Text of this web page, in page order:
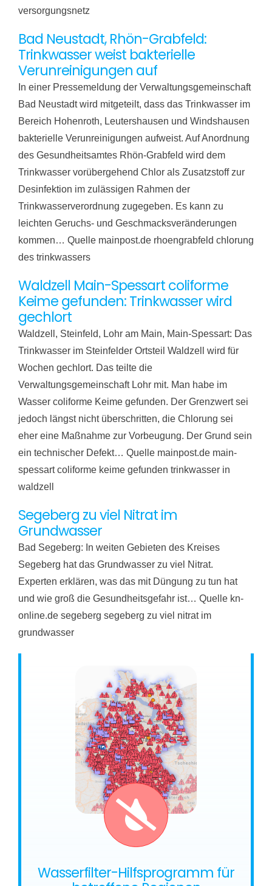
versorgungsnetz
Bad Neustadt, Rhön-Grabfeld:
Trinkwasser weist bakterielle
Verunreinigungen auf
In einer Pressemeldung der Verwaltungsgemeinschaft
Bad Neustadt wird mitgeteilt, dass das Trinkwasser im
Bereich Hohenroth, Leutershausen und Windshausen
bakterielle Verunreinigungen aufweist. Auf Anordnung
des Gesundheitsamtes Rhön-Grabfeld wird dem
Trinkwasser vorübergehend Chlor als Zusatzstoff zur
Desinfektion im zulässigen Rahmen der
Trinkwasserverordnung zugegeben. Es kann zu
leichten Geruchs- und Geschmacksveränderungen
kommen… Quelle mainpost.de rhoengrabfeld chlorung
des trinkwassers
Waldzell Main-Spessart coliforme
Keime gefunden: Trinkwasser wird
gechlort
Waldzell, Steinfeld, Lohr am Main, Main-Spessart: Das
Trinkwasser im Steinfelder Ortsteil Waldzell wird für
Wochen gechlort. Das teilte die
Verwaltungsgemeinschaft Lohr mit. Man habe im
Wasser coliforme Keime gefunden. Der Grenzwert sei
jedoch längst nicht überschritten, die Chlorung sei
eher eine Maßnahme zur Vorbeugung. Der Grund sein
ein technischer Defekt… Quelle mainpost.de main-
spessart coliforme keime gefunden trinkwasser in
waldzell
Segeberg zu viel Nitrat im
Grundwasser
Bad Segeberg: In weiten Gebieten des Kreises
Segeberg hat das Grundwasser zu viel Nitrat.
Experten erklären, was das mit Düngung zu tun hat
und wie groß die Gesundheitsgefahr ist… Quelle kn-
online.de segeberg segeberg zu viel nitrat im
grundwasser
Wasserfilter-Hilfsprogramm für